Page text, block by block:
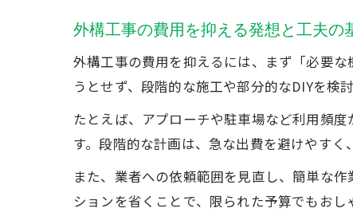
外構工事の費用を抑える発想と工夫の
外構工事の費用を抑えるには、まず「必要
うとせず、段階的な施工や部分的なDIYを検
たとえば、アプローチや駐車場など利用頻
す。段階的な計画は、急な出費を避けやすく
また、業者への依頼範囲を見直し、簡単な
ションを省くことで、限られた予算でもおし